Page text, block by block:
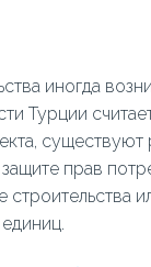
иногда
Турции
прав